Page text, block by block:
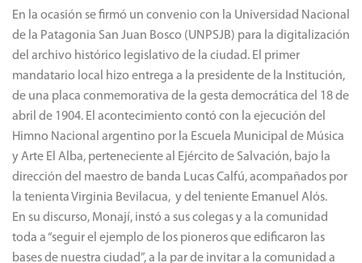
En la ocasión se firmó un convenio con la Universidad Nacional
de la Patagonia San Juan Bosco (UNPSJB) para la digitalización
del archivo histórico legislativo de la ciudad. El primer
mandatario local hizo entrega a la presidente de la Institución,
de una placa conmemorativa de la gesta democrática del 18 de
abril de 1904. El acontecimiento contó con la ejecución del
Himno Nacional argentino por la Escuela Municipal de Música
y Arte El Alba, perteneciente al Ejército de Salvación, bajo la
dirección del maestro de banda Lucas Calfú, acompañados por
la tenienta Virginia Bevilacua, y del teniente Emanuel Alós.
En su discurso, Monají, instó a sus colegas y a la comunidad
toda a “seguir el ejemplo de los pioneros que edificaron las
bases de nuestra ciudad”, a la par de invitar a la comunidad a